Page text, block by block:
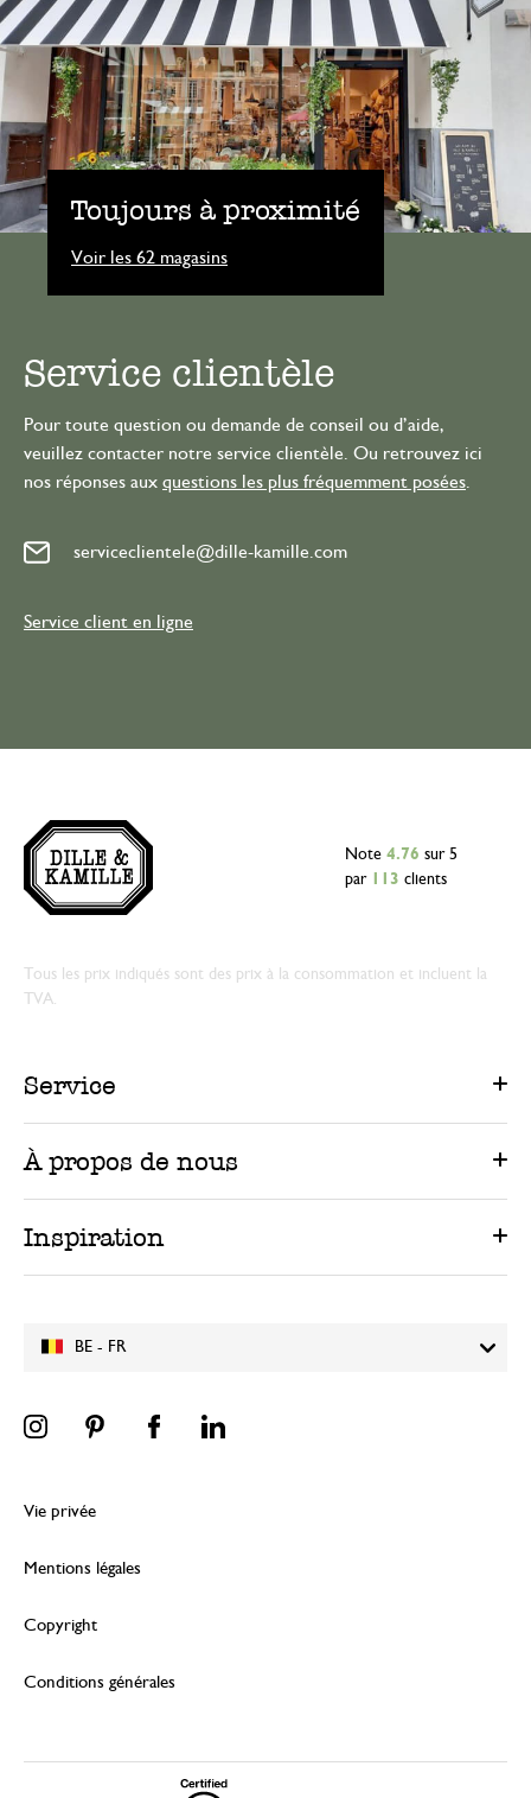
Toujours à proximité
Voir les 62 magasins
Service clientèle
Pour toute question ou demande de conseil ou d’aide,
veuillez contacter notre service clientèle. Ou retrouvez ici
nos réponses aux questions les plus fréquemment posées
serviceclientele@dille-kamille.com
Service client en ligne
BE - FR
Note 4.76 sur 5
par
113 clients
Tous les prix indiqués sont des prix à la consommation et incluent la
TVA.
Service
À propos de nous
Inspiration
Vie privée
Mentions légales
Copyright
Conditions générales